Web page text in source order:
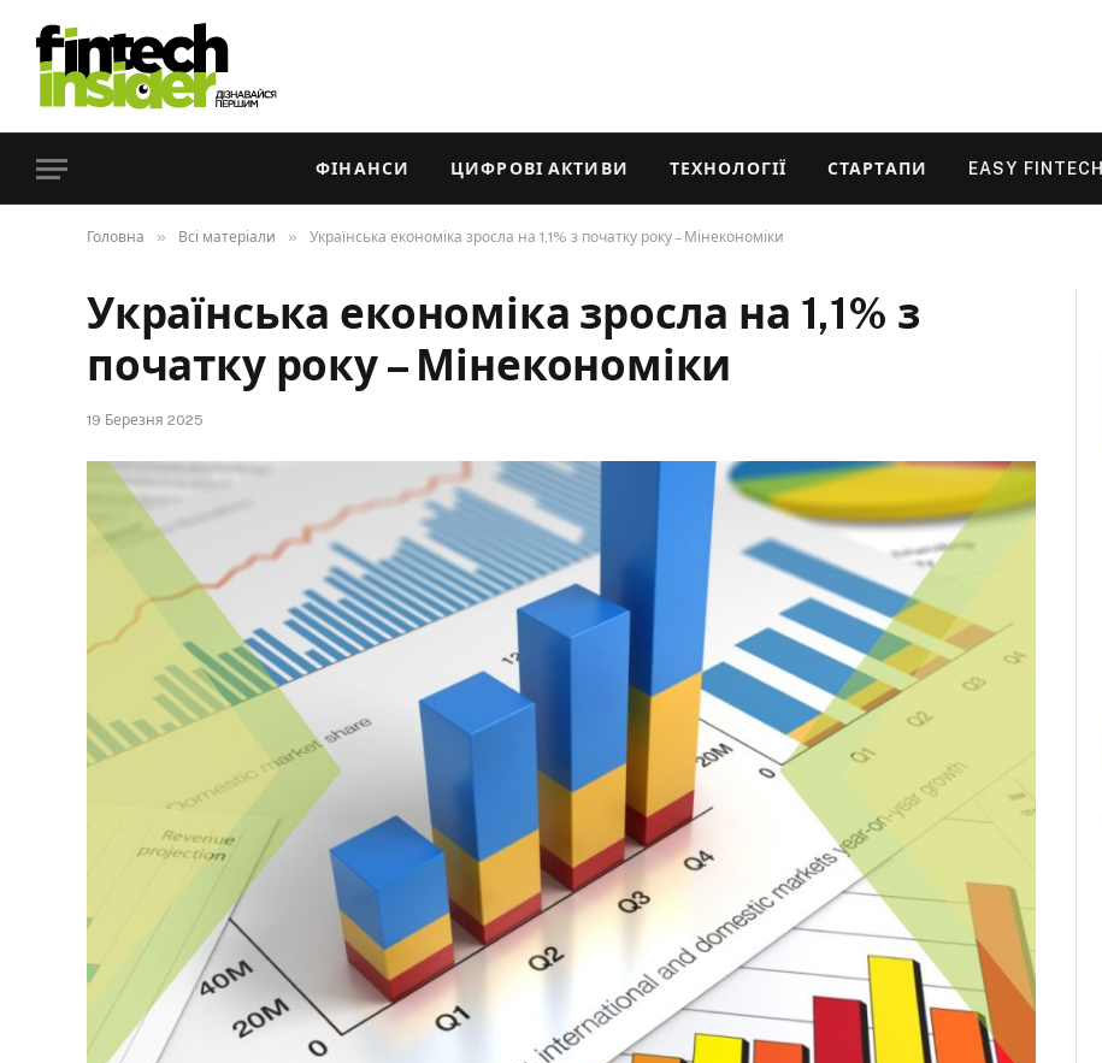
ФІНАНСИ ЦИФРОВІ АКТИВИ ТЕХНОЛОГІЇ СТАРТАПИ EASY FINTECH
Головна » Всі матеріали » Українська економіка зросла на 1,1% з початку року – Мінекономіки
Українська економіка зросла на 1,1% з
початку року – Мінекономіки
19 Березня 2025